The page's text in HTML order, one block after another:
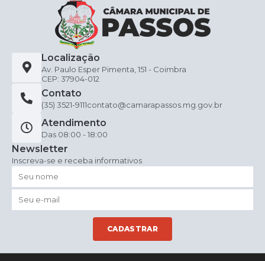
Localização
Av. Paulo Esper Pimenta, 151 - Coimbra
CEP: 37904-012
Contato
(35) 3521-9111contato@camarapassos.mg.gov.br
Atendimento
Das 08:00 - 18:00
Newsletter
Inscreva-se e receba informativos
CADASTRAR